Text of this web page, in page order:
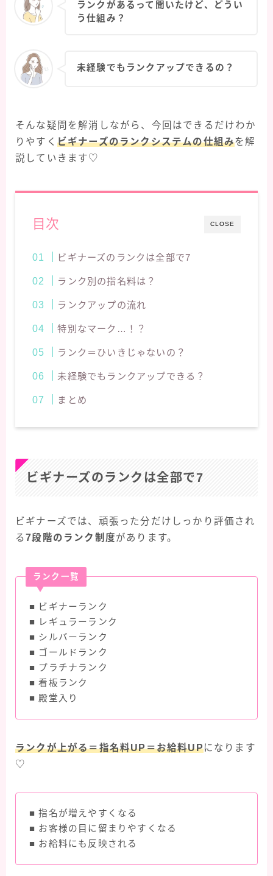
ランクがあるって聞いたけど、どうい
う仕組み？
未経験でもランクアップできるの？
そんな疑問を解消しながら、今回はできるだけわか
りやすく ビギナーズのランクシステムの仕組みを解
説していきます♡
CLOSE
目次
ビギナーズのランクは全部で7
ランク別の指名料は？
ランクアップの流れ
特別なマーク…！？
ランク＝ひいきじゃないの？
未経験でもランクアップできる？
まとめ
ビギナーズのランクは全部で7
ビギナーズでは、頑張った分だけしっかり評価され
る7段階のランク制度があります。
ランク一覧
■ ビギナーランク
■ レギュラーランク
■ シルバーランク
■ ゴールドランク
■ プラチナランク
■ 看板ランク
■ 殿堂入り
ランクが上がる＝指名料UP＝お給料UPになります
♡
■ 指名が増えやすくなる
■ お客様の目に留まりやすくなる
■ お給料にも反映される